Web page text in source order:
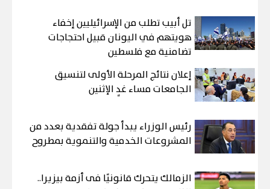
تل أبيب تطلب من الإسرائيليين إخفاء
هويتهم في اليونان قبيل احتجاجات
تضامنية مع فلسطين
إعلان نتائج المرحلة الأولى لتنسيق
الجامعات مساء غدٍ الإثنين
رئيس الوزراء يبدأ جولة تفقدية بعدد من
المشروعات الخدمية والتنموية بمطروح
الزمالك يتحرك قانونيًا فى أزمة بيزيرا..